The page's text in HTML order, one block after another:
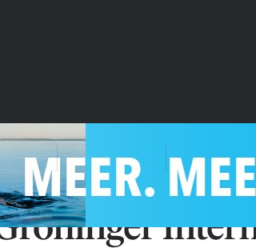
vacatures zo volg je de GIC